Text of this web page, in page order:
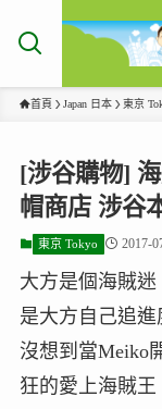
首頁 Japan 日本 東京
[涉谷購物]
帽商店 涉谷
東京 Tokyo 2017-
大方是個海賊
是大方自己追進
沒想到當Meiko
狂的愛上海賊王